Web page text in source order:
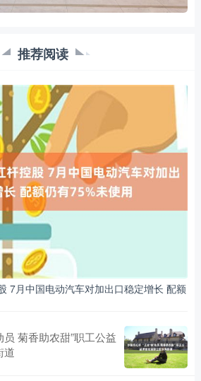
推荐阅读
7月中国电动汽车对加出口稳定增长 配额
员 菊香助农甜”职工公益
道